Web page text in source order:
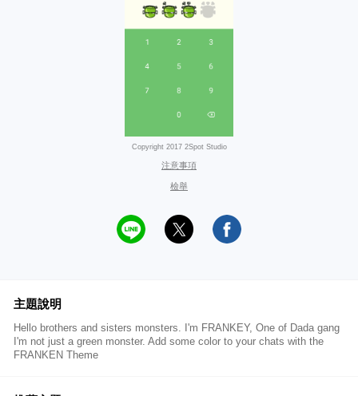
Copyright 2017 2Spot Studio
注意事項
檢舉
主題說明
Hello brothers and sisters monsters. I'm FRANKEY, One of Dada gang
I'm not just a green monster. Add some color to your chats with the
FRANKEN Theme